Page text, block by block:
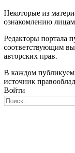
Некоторые из
ознакомлению
Редакторы портала
соответствующим
авторских прав.
В каждом
источник
Войти